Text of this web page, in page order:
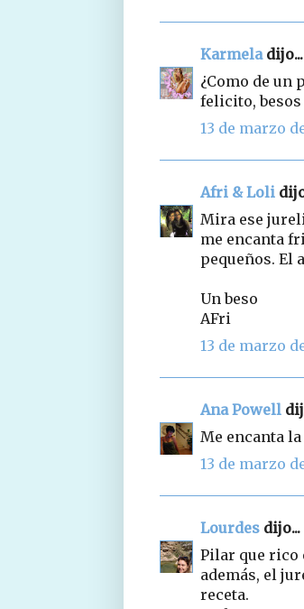
Karmeladijo...
¿Como de un
felicito, besos
13 de marzo
Afri & Loli
Mira ese
me encanta
pequeños. El
Un beso
AFri
13 de marzo
Ana Powell
Me encanta
13 de marzo
Lourdes dijo...
Pilar que rico
además, el
receta.